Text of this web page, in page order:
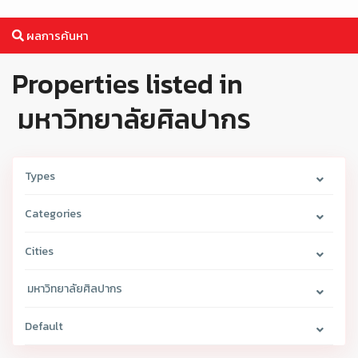
ผลการค้นหา
Properties listed in
มหาวิทยาลัยศิลปากร
Types
Categories
Cities
มหาวิทยาลัยศิลปากร
Default